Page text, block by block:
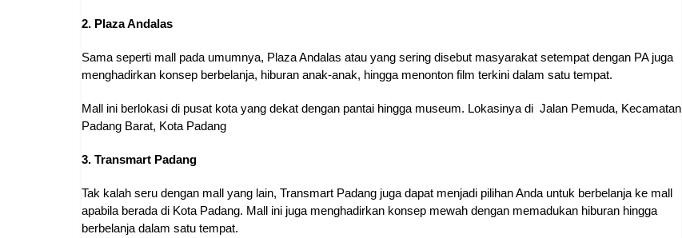
2. Plaza Andalas
Sama seperti mall pada umumnya, Plaza Andalas atau yang sering disebut masyarakat setempat dengan PA juga
menghadirkan konsep berbelanja, hiburan anak-anak, hingga menonton film terkini dalam satu tempat.
Mall ini berlokasi di pusat kota yang dekat dengan pantai hingga museum. Lokasinya di Jalan Pemuda, Kecamatan
Padang Barat, Kota Padang
3. Transmart Padang
Tak kalah seru dengan mall yang lain, Transmart Padang juga dapat menjadi pilihan Anda untuk berbelanja ke mall
apabila berada di Kota Padang. Mall ini juga menghadirkan konsep mewah dengan memadukan hiburan hingga
berbelanja dalam satu tempat.